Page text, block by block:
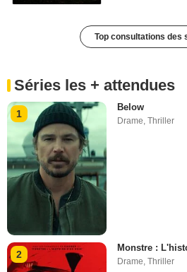
Top consultations des
Séries les + attendues
1
Below
Drame,Thriller
2
Monstre :
Drame ,Thriller